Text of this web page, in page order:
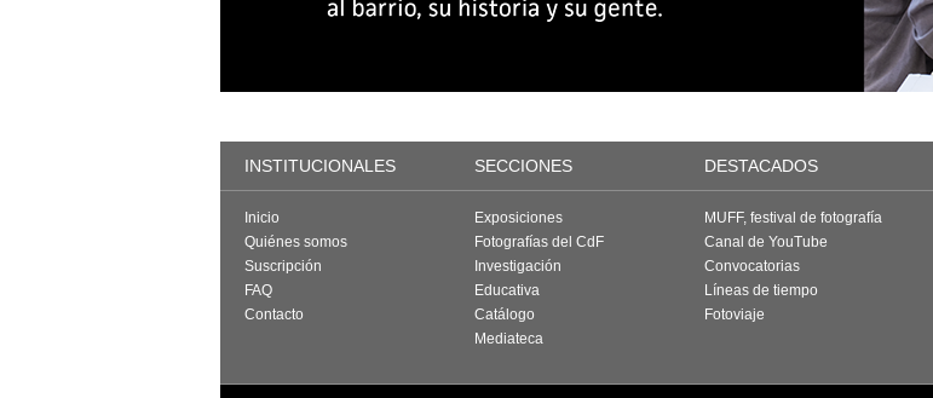
INSTITUCIONALES SECCIONES DESTACADOS
Inicio
Quiénes somos
Suscripción
FAQ
Contacto
Exposiciones
Fotografías del CdF
Investigación
Educativa
Catálogo
Mediateca
MUFF, festival de fotografía
Canal de YouTube
Convocatorias
Líneas de tiempo
Fotoviaje